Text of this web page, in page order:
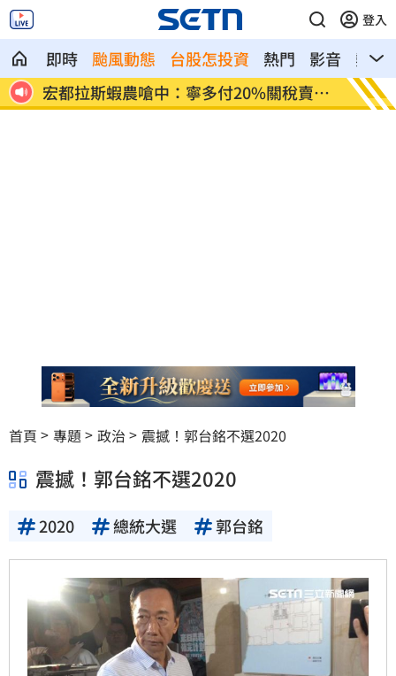
登入
即時 颱風動態 台股怎投資 熱門 影音
熱搜
台
當年日本捐我AZ秘辛！他牽線揭專為台生
產
白海
首頁 專題 政治 震撼！郭台銘不選2020
震撼！郭台銘不選2020
2020 總統大選 郭台銘